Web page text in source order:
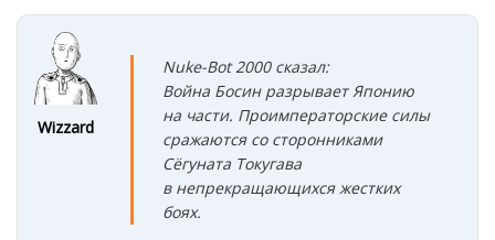
Wizzard
Nuke-Bot 2000 сказал:
Война Босин разрывает Японию
на части. Проимператорские силы
сражаются со сторонниками
Сёгуната Токугава
в непрекращающихся жестких
боях.